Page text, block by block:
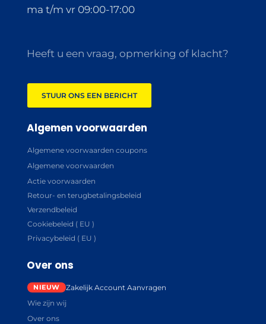
ma t/m vr 09:00-17:00
Heeft u een vraag, opmerking of klacht?
STUUR ONS EEN BERICHT
Algemen voorwaarden
Algemene voorwaarden coupons
Algemene voorwaarden
Actie voorwaarden
Retour- en terugbetalingsbeleid
Verzendbeleid
Cookiebeleid ( EU )
Privacybeleid ( EU )
Over ons
Zakelijk Account Aanvragen
Wie zijn wij
Over ons